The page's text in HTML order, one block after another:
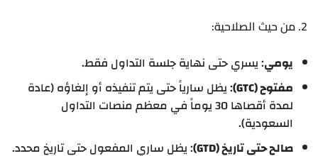
2. من حيث الصلاحية:
يومي: يسري حتى نهاية جلسة التداول فقط.
مفتوح (GTC)
: يظل سارياً حتى يتم تنفيذه أو إلغاؤه (عادة
لمدة أقصاها 30 يوماً في معظم منصات التداول
السعودية).
صالح حتى تاريخ (GTD)
: يظل ساري المفعول حتى تاريخ محدد.